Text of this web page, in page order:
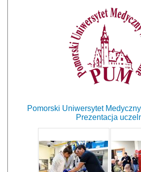
Pomorski Uniwersytet
Prezentacja